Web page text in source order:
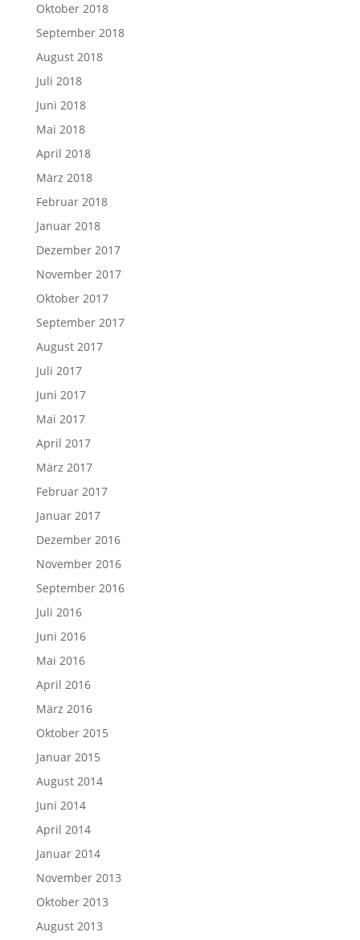
Oktober 2018
September 2018
August 2018
Juli 2018
Juni 2018
Mai 2018
April 2018
März 2018
Februar 2018
Januar 2018
Dezember 2017
November 2017
Oktober 2017
September 2017
August 2017
Juli 2017
Juni 2017
Mai 2017
April 2017
März 2017
Februar 2017
Januar 2017
Dezember 2016
November 2016
September 2016
Juli 2016
Juni 2016
Mai 2016
April 2016
März 2016
Oktober 2015
Januar 2015
August 2014
Juni 2014
April 2014
Januar 2014
November 2013
Oktober 2013
August 2013